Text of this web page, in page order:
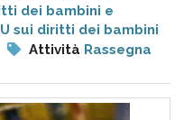
dei bambini e
sui diritti dei bambini
Attività Rassegna